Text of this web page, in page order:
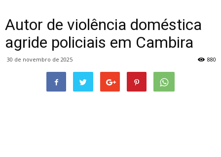
Autor de violência doméstica
agride policiais em Cambira
30 de novembro de 2025 880